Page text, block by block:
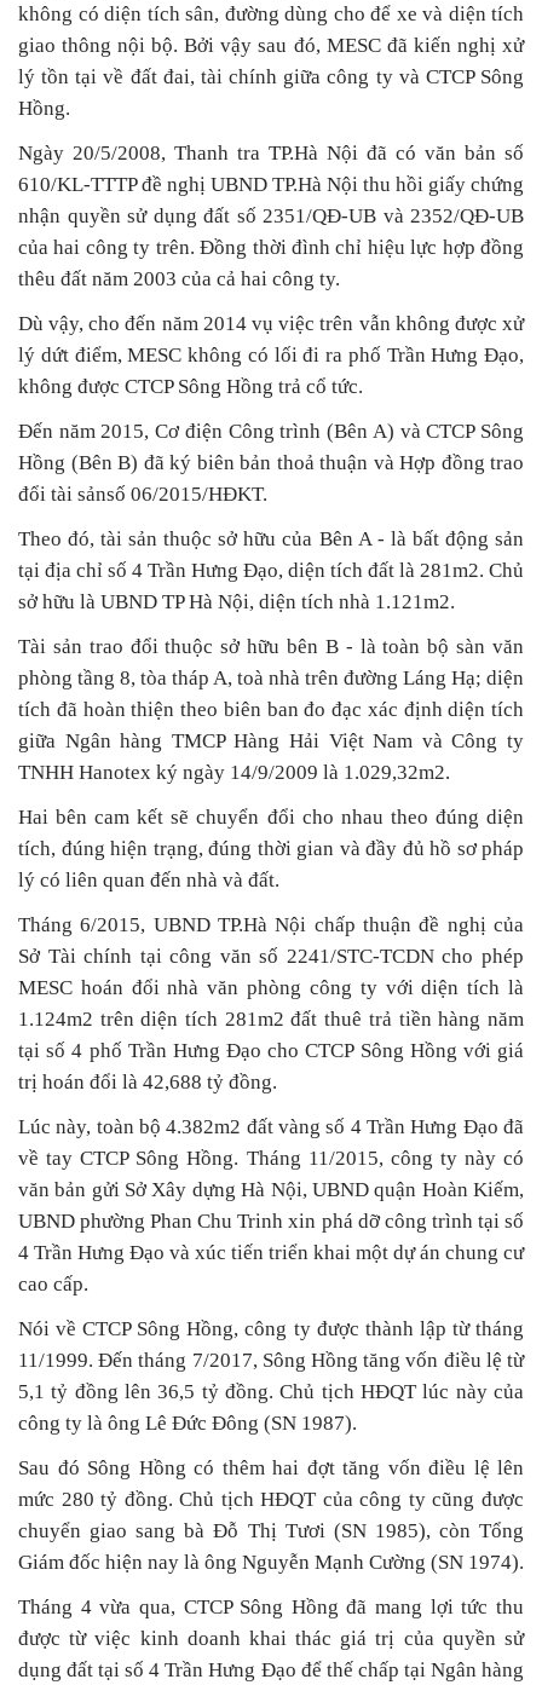
không có diện tích sân, đường dùng cho để xe và diện tích
giao thông nội bộ. Bởi vậy sau đó, MESC đã kiến nghị xử
lý tồn tại về đất đai, tài chính giữa công ty và CTCP Sông
Hồng.
Ngày 20/5/2008, Thanh tra TP.Hà Nội đã có văn bản số
610/KL-TTTP đề nghị UBND TP.Hà Nội thu hồi giấy chứng
nhận quyền sử dụng đất số 2351/QĐ-UB và 2352/QĐ-UB
của hai công ty trên. Đồng thời đình chỉ hiệu lực hợp đồng
thêu đất năm 2003 của cả hai công ty.
Dù vậy, cho đến năm 2014 vụ việc trên vẫn không được xử
lý dứt điểm, MESC không có lối đi ra phố Trần Hưng Đạo,
không được CTCP Sông Hồng trả cổ tức.
Đến năm 2015, Cơ điện Công trình (Bên A) và CTCP Sông
Hồng (Bên B) đã ký biên bản thoả thuận và Hợp đồng trao
đổi tài sảnsố 06/2015/HĐKT.
Theo đó, tài sản thuộc sở hữu của Bên A - là bất động sản
tại địa chỉ số 4 Trần Hưng Đạo, diện tích đất là 281m2. Chủ
sở hữu là UBND TP Hà Nội, diện tích nhà 1.121m2.
Tài sản trao đổi thuộc sở hữu bên B - là toàn bộ sàn văn
phòng tầng 8, tòa tháp A, toà nhà trên đường Láng Hạ; diện
tích đã hoàn thiện theo biên ban đo đạc xác định diện tích
giữa Ngân hàng TMCP Hàng Hải Việt Nam và Công ty
TNHH Hanotex ký ngày 14/9/2009 là 1.029,32m2.
Hai bên cam kết sẽ chuyển đổi cho nhau theo đúng diện
tích, đúng hiện trạng, đúng thời gian và đầy đủ hồ sơ pháp
lý có liên quan đến nhà và đất.
Tháng 6/2015, UBND TP.Hà Nội chấp thuận đề nghị của
Sở Tài chính tại công văn số 2241/STC-TCDN cho phép
MESC hoán đổi nhà văn phòng công ty với diện tích là
1.124m2 trên diện tích 281m2 đất thuê trả tiền hàng năm
tại số 4 phố Trần Hưng Đạo cho CTCP Sông Hồng với giá
trị hoán đổi là 42,688 tỷ đồng.
Lúc này, toàn bộ 4.382m2 đất vàng số 4 Trần Hưng Đạo đã
về tay CTCP Sông Hồng. Tháng 11/2015, công ty này có
văn bản gửi Sở Xây dựng Hà Nội, UBND quận Hoàn Kiếm,
UBND phường Phan Chu Trinh xin phá dỡ công trình tại số
4 Trần Hưng Đạo và xúc tiến triển khai một dự án chung cư
cao cấp.
Nói về CTCP Sông Hồng, công ty được thành lập từ tháng
11/1999. Đến tháng 7/2017, Sông Hồng tăng vốn điều lệ từ
5,1 tỷ đồng lên 36,5 tỷ đồng. Chủ tịch HĐQT lúc này của
công ty là ông Lê Đức Đông (SN 1987).
Sau đó Sông Hồng có thêm hai đợt tăng vốn điều lệ lên
mức 280 tỷ đồng. Chủ tịch HĐQT của công ty cũng được
chuyển giao sang bà Đỗ Thị Tươi (SN 1985), còn Tổng
Giám đốc hiện nay là ông Nguyễn Mạnh Cường (SN 1974).
Tháng 4 vừa qua, CTCP Sông Hồng đã mang lợi tức thu
được từ việc kinh doanh khai thác giá trị của quyền sử
dụng đất tại số 4 Trần Hưng Đạo để thế chấp tại Ngân hàng